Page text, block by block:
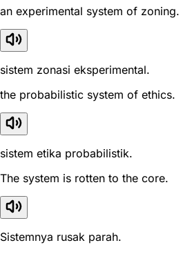
an experimental system of zoning.
sistem zonasi eksperimental.
the probabilistic system of ethics.
sistem etika probabilistik.
The system is rotten to the core.
Sistemnya rusak parah.